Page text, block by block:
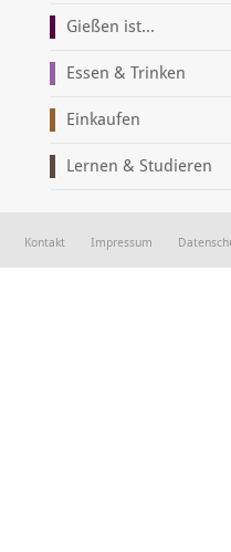
Gießen ist...
Essen & Trinken
Einkaufen
Lernen & Studieren
Kontakt Impressum